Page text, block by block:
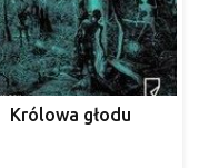
Królowa głodu